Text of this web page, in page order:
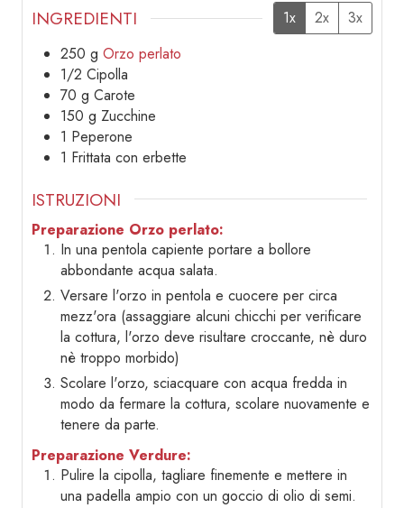
INGREDIENTI 1x 2x
3x
250 g Orzo perlato
1/2 Cipolla
70 g Carote
150 g Zucchine
1 Peperone
1 Frittata con erbette
ISTRUZIONI
Preparazione Orzo perlato:
In una pentola capiente portare a bollore
abbondante acqua salata.
Versare l'orzo in pentola e cuocere per circa
mezz'ora (assaggiare alcuni chicchi per verificare
la cottura, l'orzo deve risultare croccante, nè duro
nè troppo morbido)
Scolare l'orzo, sciacquare con acqua fredda in
modo da fermare la cottura, scolare nuovamente e
tenere da parte.
Preparazione Verdure:
Pulire la cipolla, tagliare finemente e mettere in
una padella ampio con un goccio di olio di semi.